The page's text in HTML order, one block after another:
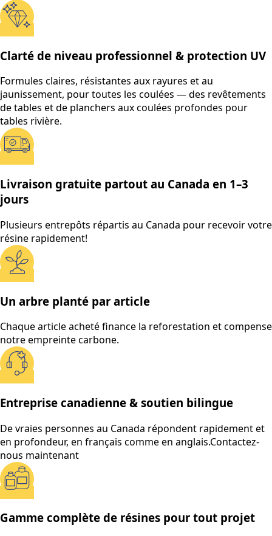
Clarté de niveau professionnel & protection UV
Formules claires, résistantes aux rayures et au
jaunissement, pour toutes les coulées — des revêtements
de tables et de planchers aux coulées profondes pour
tables rivière.
Livraison gratuite partout au Canada en 1–3
jours
Plusieurs entrepôts répartis au Canada pour recevoir votre
résine rapidement!
Un arbre planté par article
Chaque article acheté finance la reforestation et compense
notre empreinte carbone.
Entreprise canadienne & soutien bilingue
De vraies personnes au Canada répondent rapidement et
en profondeur, en français comme en anglais.Contactez-
nous maintenant
Gamme complète de résines pour tout projet